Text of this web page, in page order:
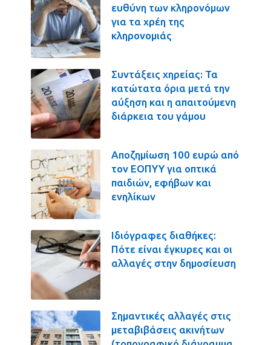
ευθύνη των κληρονόμων
για τα χρέη της
κληρονομιάς
Συντάξεις χηρείας: Τα
κατώτατα όρια μετά την
αύξηση και η απαιτούμενη
διάρκεια του γάμου
Αποζημίωση 100 ευρώ από
τον ΕΟΠΥΥ για οπτικά
παιδιών, εφήβων και
ενηλίκων
Ιδιόγραφες διαθήκες:
Πότε είναι έγκυρες και οι
αλλαγές στην δημοσίευση
Σημαντικές αλλαγές στις
μεταβιβάσεις ακινήτων